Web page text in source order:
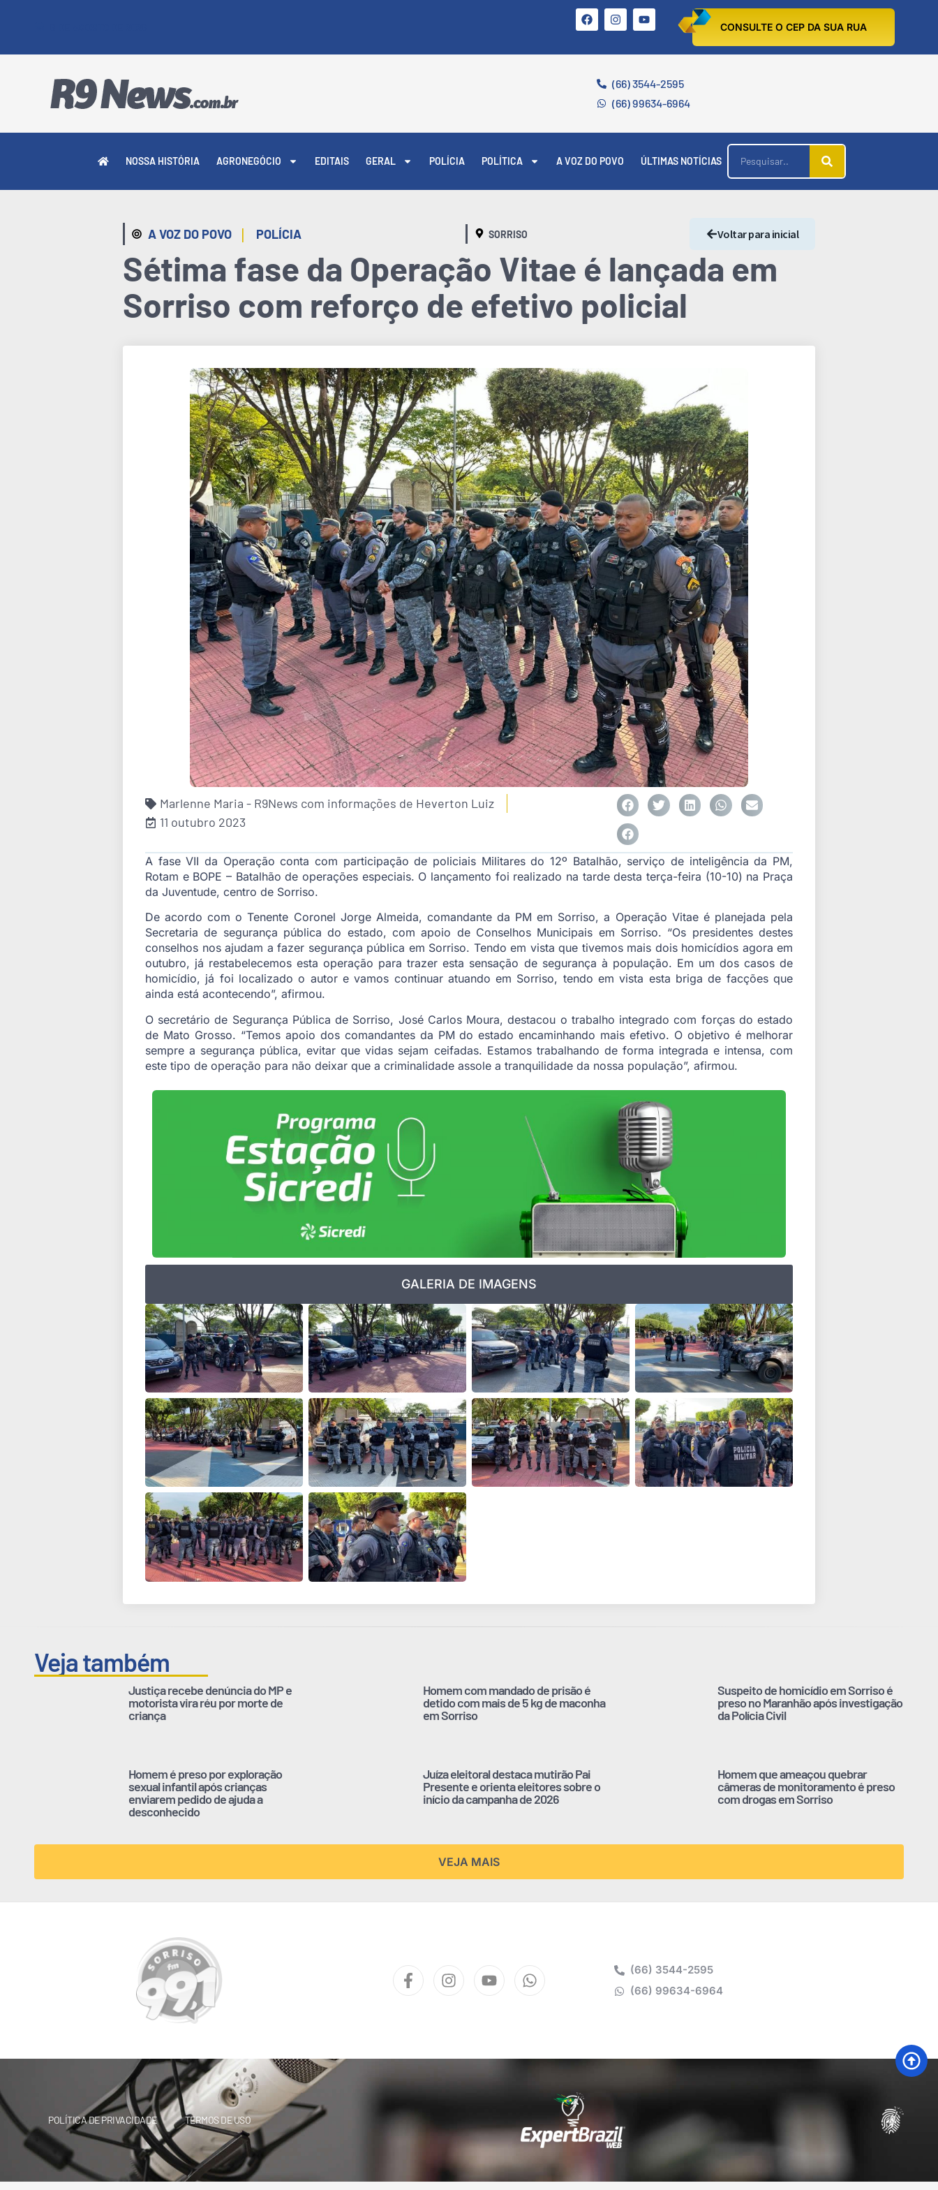
CONSULTE O CEP DA SUA RUA
(66) 3544-2595
(66) 99634-6964
NOSSA HISTÓRIA AGRONEGÓCIO EDITAIS GERAL POLÍCIA POLÍTICA A VOZ DO POVO ÚLTIMAS NOTÍCIAS
A VOZ DO POVO | POLÍCIA SORRISO Voltar para inicial
Sétima fase da Operação Vitae é lançada em
Sorriso com reforço de efetivo policial
Marlenne Maria - R9News com informações de Heverton Luiz
11 outubro 2023
A fase VII da Operação conta com participação de policiais Militares do 12º Batalhão, serviço de inteligência da PM,
Rotam e BOPE – Batalhão de operações especiais. O lançamento foi realizado na tarde desta terça-feira (10-10) na Praça
da Juventude, centro de Sorriso.
De acordo com o Tenente Coronel Jorge Almeida, comandante da PM em Sorriso, a Operação Vitae é planejada pela
Secretaria de segurança pública do estado, com apoio de Conselhos Municipais em Sorriso. “Os presidentes destes
conselhos nos ajudam a fazer segurança pública em Sorriso. Tendo em vista que tivemos mais dois homicídios agora em
outubro, já restabelecemos esta operação para trazer esta sensação de segurança à população. Em um dos casos de
homicídio, já foi localizado o autor e vamos continuar atuando em Sorriso, tendo em vista esta briga de facções que
ainda está acontecendo”, afirmou.
O secretário de Segurança Pública de Sorriso, José Carlos Moura, destacou o trabalho integrado com forças do estado
de Mato Grosso. “Temos apoio dos comandantes da PM do estado encaminhando mais efetivo. O objetivo é melhorar
sempre a segurança pública, evitar que vidas sejam ceifadas. Estamos trabalhando de forma integrada e intensa, com
este tipo de operação para não deixar que a criminalidade assole a tranquilidade da nossa população”, afirmou.
GALERIA DE IMAGENS
Veja também
Justiça recebe denúncia do MP e
motorista vira réu por morte de
criança
Homem com mandado de prisão é
detido com mais de 5 kg de maconha
em Sorriso
Suspeito de homicídio em Sorriso é
preso no Maranhão após investigação
da Polícia Civil
Homem é preso por exploração
sexual infantil após crianças
enviarem pedido de ajuda a
desconhecido
Juíza eleitoral destaca mutirão Pai
Presente e orienta eleitores sobre o
início da campanha de 2026
Homem que ameaçou quebrar
câmeras de monitoramento é preso
com drogas em Sorriso
VEJA MAIS
(66) 3544-2595
(66) 99634-6964
POLÍTICA DE PRIVACIDADE TERMOS DE USO